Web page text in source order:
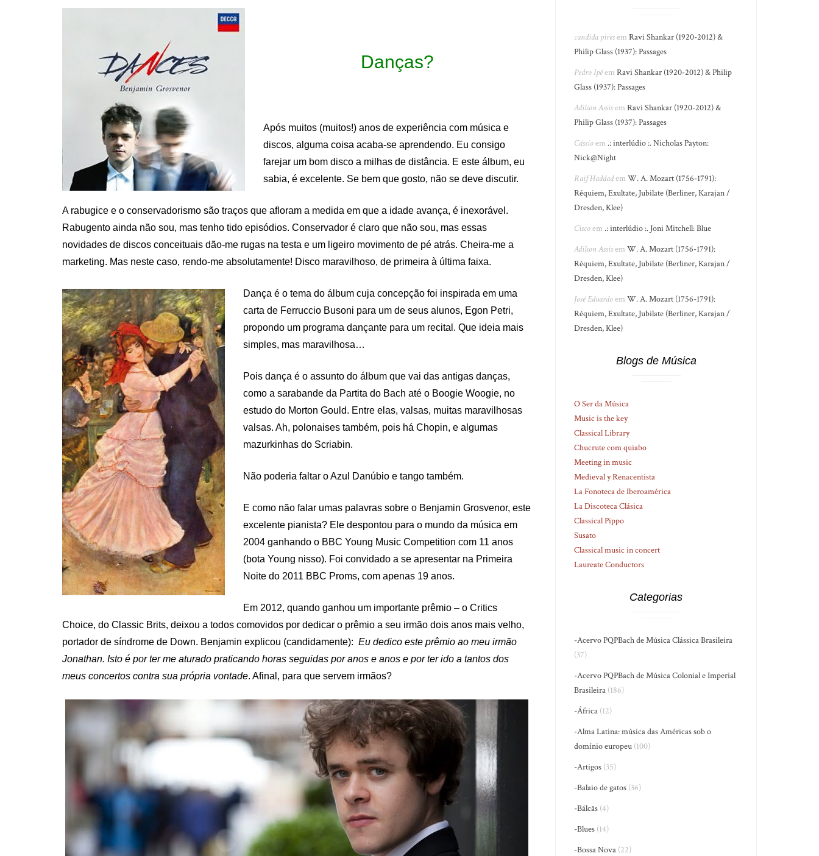
Danças?
Após muitos (muitos!) anos de experiência com música e
discos, alguma coisa acaba-se aprendendo. Eu consigo
farejar um bom disco a milhas de distância. E este álbum, eu
sabia, é excelente. Se bem que gosto, não se deve discutir.
A rabugice e o conservadorismo são traços que afloram a medida em que a idade avança, é inexorável.
Rabugento ainda não sou, mas tenho tido episódios. Conservador é claro que não sou, mas essas
novidades de discos conceituais dão-me rugas na testa e um ligeiro movimento de pé atrás. Cheira-me a
marketing. Mas neste caso, rendo-me absolutamente! Disco maravilhoso, de primeira à última faixa.
Dança é o tema do álbum cuja concepção foi inspirada em uma
carta de Ferruccio Busoni para um de seus alunos, Egon Petri,
propondo um programa dançante para um recital. Que ideia mais
simples, mas maravilhosa…
Pois dança é o assunto do álbum que vai das antigas danças,
como a sarabande da Partita do Bach até o Boogie Woogie, no
estudo do Morton Gould. Entre elas, valsas, muitas maravilhosas
valsas. Ah, polonaises também, pois há Chopin, e algumas
mazurkinhas do Scriabin.
Não poderia faltar o Azul Danúbio e tango também.
E como não falar umas palavras sobre o Benjamin Grosvenor, este
excelente pianista? Ele despontou para o mundo da música em
2004 ganhando o BBC Young Music Competition com 11 anos
(bota Young nisso). Foi convidado a se apresentar na Primeira
Noite do 2011 BBC Proms, com apenas 19 anos.
Em 2012, quando ganhou um importante prêmio – o Critics
Choice, do Classic Brits, deixou a todos comovidos por dedicar o prêmio a seu irmão dois anos mais velho,
portador de síndrome de Down. Benjamin explicou (candidamente): Eu dedico este prêmio ao meu irmão
Jonathan. Isto é por ter me aturado praticando horas seguidas por anos e anos e por ter ido a tantos dos
meus concertos contra sua própria vontade. Afinal, para que servem irmãos?
candida piresemRavi Shankar (1920-2012) &
Philip Glass (1937): Passages
Pedro IpêemRavi Shankar (1920-2012) & Philip
Glass (1937): Passages
Adilson AssisemRavi Shankar (1920-2012) &
Philip Glass (1937): Passages
Cássioem .: interlúdio :. Nicholas Payton:
Nick@Night
Raif HaddademW. A. Mozart (1756-1791):
Réquiem, Exultate, Jubilate (Berliner, Karajan /
Dresden, Klee)
Ciscoem .: interlúdio :. Joni Mitchell: Blue
Adilson AssisemW. A. Mozart (1756-1791):
Réquiem, Exultate, Jubilate (Berliner, Karajan /
Dresden, Klee)
José EduardoemW. A. Mozart (1756-1791):
Réquiem, Exultate, Jubilate (Berliner, Karajan /
Dresden, Klee)
Blogs de Música
O Ser da Música
Music is the key
Classical Library
Chucrute com quiabo
Meeting in music
Medieval y Renacentista
La Fonoteca de Iberoamérica
La Discoteca Clásica
Classical Pippo
Susato
Classical music in concert
Laureate Conductors
Categorias
-Acervo PQPBach de Música Clássica Brasileira
(37)
-Acervo PQPBach de Música Colonial e Imperial
Brasileira (186)
-África (12)
-Alma Latina: música das Américas sob o
domínio europeu (100)
-Artigos (35)
-Balaio de gatos (36)
-Bálcãs (4)
-Blues (14)
-Bossa Nova (22)